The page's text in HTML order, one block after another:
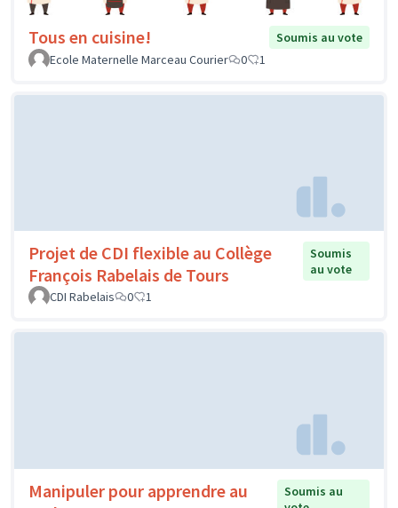
Tous en cuisine!
Soumis au vote
Ecole Maternelle Marceau Courier
0 1
Projet de CDI flexible au Collège
François Rabelais de Tours
Soumis
au vote
CDI Rabelais
0 1
Manipuler pour apprendre au
Soumis au